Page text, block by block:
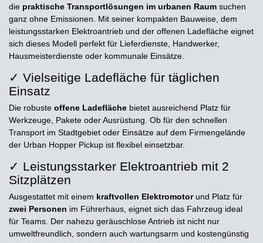
die praktische Transportlösungen im urbanen Raum suchen
ganz ohne Emissionen. Mit seiner kompakten Bauweise, dem
leistungsstarken Elektroantrieb und der offenen Ladefläche eignet
sich dieses Modell perfekt für Lieferdienste, Handwerker,
Hausmeisterdienste oder kommunale Einsätze.
✓ Vielseitige Ladefläche für täglichen
Einsatz
Die robuste offene Ladefläche bietet ausreichend Platz für
Werkzeuge, Pakete oder Ausrüstung. Ob für den schnellen
Transport im Stadtgebiet oder Einsätze auf dem Firmengelände
der Urban Hopper Pickup ist flexibel einsetzbar.
✓ Leistungsstarker Elektroantrieb mit 2
Sitzplätzen
Ausgestattet mit einem kraftvollen Elektromotorund Platz für
zwei Personen im Führerhaus, eignet sich das Fahrzeug ideal
für Teams. Der nahezu geräuschlose Antrieb ist nicht nur
umweltfreundlich, sondern auch wartungsarm und kostengünstig